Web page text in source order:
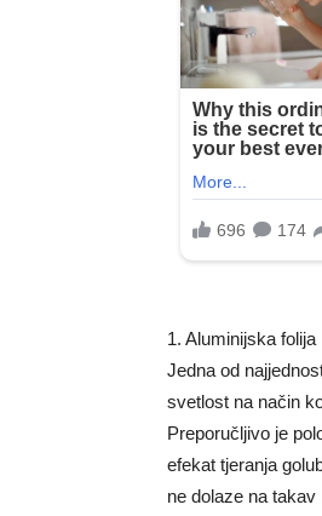
1. Aluminijska folija
Jedna od
svetlost na način
Preporučljivo je
efekat tjeranja
ne dolaze na takav